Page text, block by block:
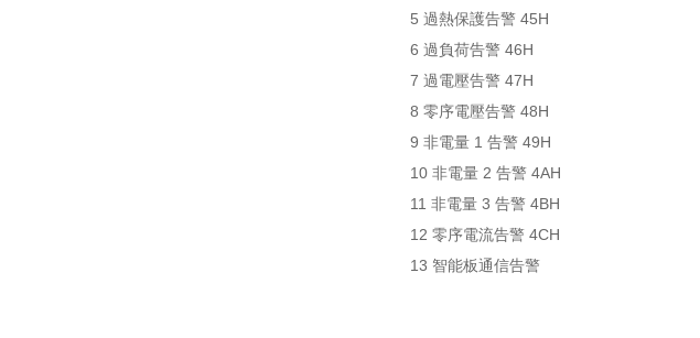
5 過熱保護告警 45H
6 過負荷告警 46H
7 過電壓告警 47H
8 零序電壓告警 48H
9 非電量 1 告警 49H
10 非電量 2 告警 4AH
11 非電量 3 告警 4BH
12 零序電流告警 4CH
13 智能板通信告警